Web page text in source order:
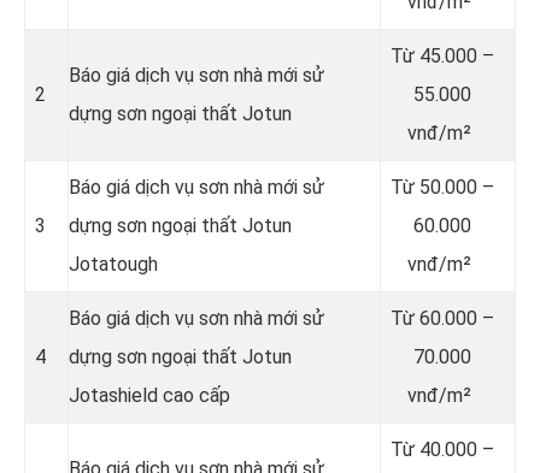
2
Báo giá dịch vụ sơn nhà mới sử
dựng sơn ngoại thất Jotun
Từ 45.000 –
55.000
vnđ/m²
3
Báo giá dịch vụ sơn nhà mới sử
dựng sơn ngoại thất Jotun
Jotatough
Từ 50.000 –
60.000
vnđ/m²
4
Báo giá dịch vụ sơn nhà mới sử
dựng sơn ngoại thất Jotun
Jotashield cao cấp
Từ 60.000 –
70.000
vnđ/m²
Báo giá dịch vụ sơn nhà mới sử
Từ 40.000 –